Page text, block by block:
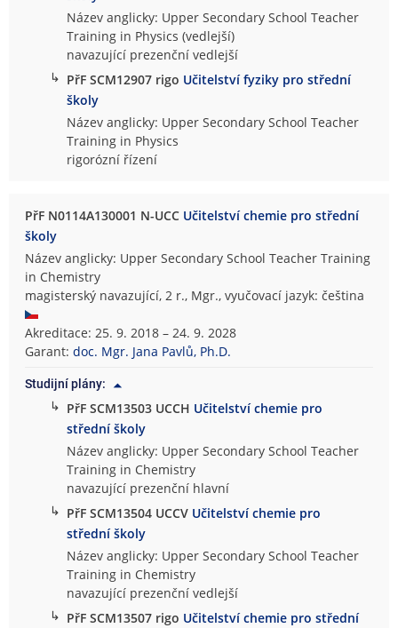
Název anglicky: Upper Secondary School Teacher
Training in Physics (vedlejší)
navazující prezenční vedlejší
↳ PřF SCM12907 rigo Učitelství fyziky pro střední
školy
Název anglicky: Upper Secondary School Teacher
Training in Physics
rigorózní řízení
PřF N0114A130001 N-UCC Učitelství chemie pro střední
školy
Název anglicky: Upper Secondary School Teacher Training
in Chemistry
magisterský navazující, 2 r., Mgr., vyučovací jazyk: čeština
Akreditace: 25. 9. 2018 – 24. 9. 2028
Garant:doc. Mgr. Jana Pavlů, Ph.D.
Studijní plány:
↳ PřF SCM13503 UCCH Učitelství chemie pro
střední školy
Název anglicky: Upper Secondary School Teacher
Training in Chemistry
navazující prezenční hlavní
↳ PřF SCM13504 UCCV Učitelství chemie pro
střední školy
Název anglicky: Upper Secondary School Teacher
Training in Chemistry
navazující prezenční vedlejší
↳ PřF SCM13507 rigo Učitelství chemie pro střední